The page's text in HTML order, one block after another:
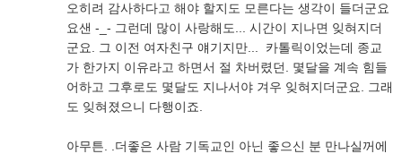
오히려 감사하다고 해야 할지도 모른다는 생각이 들더군요
요샌 -_- 그런데 많이 사랑해도... 시간이 지나면 잊혀지더
군요. 그 이전 여자친구 얘기지만... 카톨릭이었는데 종교
가 한가지 이유라고 하면서 절 차버렸던. 몇달을 계속 힘들
어하고 그후로도 몇달도 지나서야 겨우 잊혀지더군요. 그래
도 잊혀졌으니 다행이죠.
아무튼. .더좋은 사람 기독교인 아닌 좋으신 분 만나실꺼에